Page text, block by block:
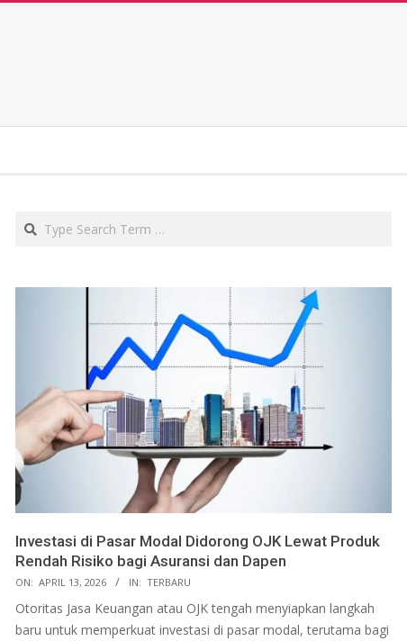
Search
Investasi di Pasar Modal Didorong OJK Lewat Produk
Rendah Risiko bagi Asuransi dan Dapen
ON: APRIL 13, 2026 IN: TERBARU
Otoritas Jasa Keuangan atau OJK tengah menyiapkan langkah
baru untuk memperkuat investasi di pasar modal, terutama bagi